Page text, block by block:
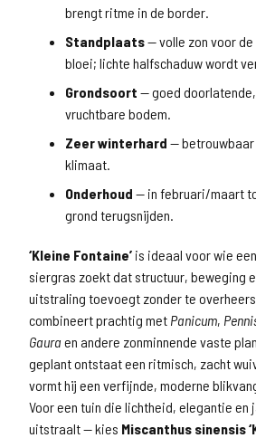
brengt ritme in de border.
Standplaats— volle zon voor
bloei; lichte halfschaduw wordt
Grondsoort — goed
vruchtbare bodem.
Zeer winterhard — betrouwbaar
klimaat.
Onderhoud — in februari/maart
grond terugsnijden.
‘Kleine Fontaine’ is ideaal voor wie
siergras zoekt dat structuur, beweging
uitstraling toevoegt zonder te
combineert prachtig met Panicum,
Gaura en andere zonminnende vaste
geplant ontstaat een ritmisch, zacht
vormt hij een verfijnde, moderne
Voor een tuin die lichtheid, elegantie en
uitstraalt — kies Miscanthus sinensis